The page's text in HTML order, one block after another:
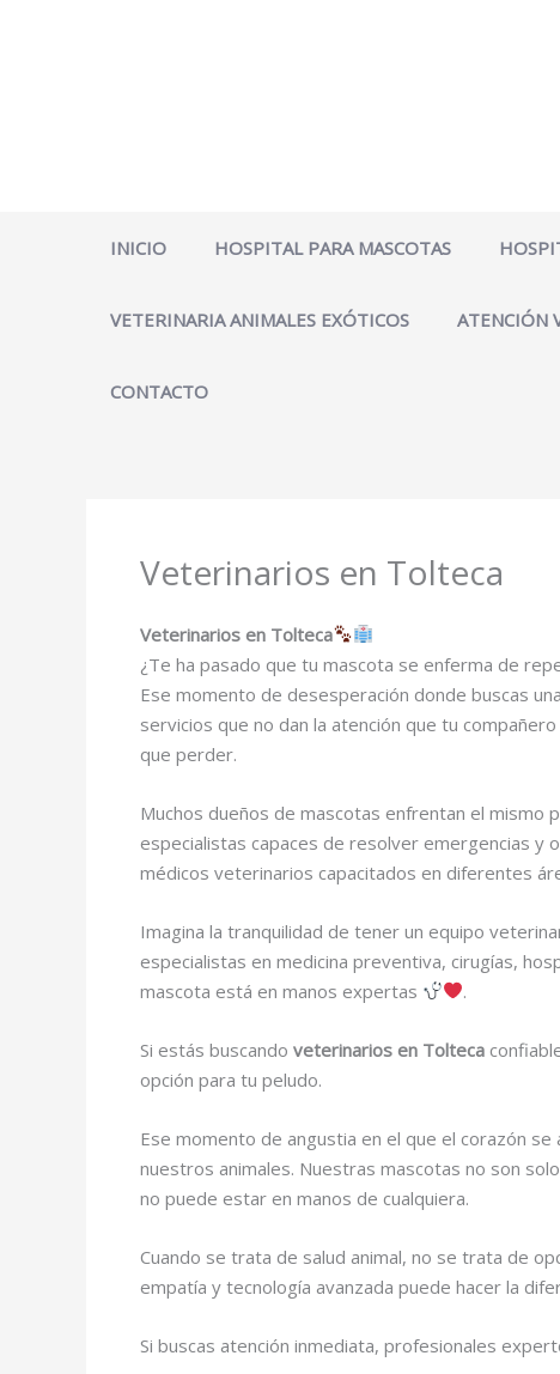
INICIO HOSPITAL PARA MASCOTAS
VETERINARIA ANIMALES EXÓTICOS ATENCIÓN
CONTACTO
Veterinarios en Tolteca
Veterinarios en Tolteca
¿Te ha pasado que tu mascota se enferma de
Ese momento de desesperación donde buscas
servicios que no dan la atención que tu
que perder.
Muchos dueños de mascotas enfrentan el mismo
especialistas capaces de resolver emergencias
médicos veterinarios capacitados en diferentes
Imagina la tranquilidad de tener un equipo
especialistas en medicina preventiva, cirugías,
mascota está en manos expertas
.
Si estás buscando veterinarios en Tolteca
opción para tu peludo.
Ese momento de angustia en el que el corazón
nuestros animales. Nuestras mascotas no son
no puede estar en manos de cualquiera.
Cuando se trata de salud animal, no se trata de
empatía y tecnología avanzada puede hacer la
Si buscas atención inmediata, profesionales